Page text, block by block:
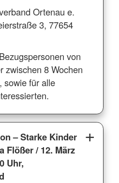
Ortenau e.
3, 77654
von
zwischen 8 Wochen
sowie für alle
– Starke Kinder
Flößer / 12. März
Uhr,